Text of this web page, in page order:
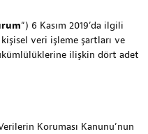
“) 6 Kasım 2019’da ilgili
veri işleme şartları ve
ilişkin dört adet
Koruması Kanunu’nun